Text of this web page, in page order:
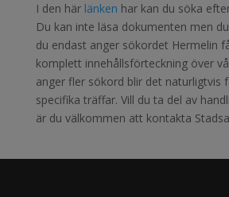
I den här länken har kan du söka
Du kan inte läsa dokumenten men
du endast anger sökordet Hermelin
komplett innehållsförteckning över
anger fler sökord blir det naturligtvis
specifika träffar. Vill du ta del av
är du välkommen att kontakta